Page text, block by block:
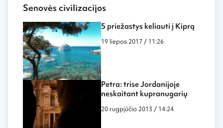
Senovės civilizacijos
5 priežastys keliauti į Kiprą
19 liepos 2017 / 11:26
Petra: trise Jordanijoje
neskaitant kupranugarių
20 rugpjūčio 2013 / 14:24